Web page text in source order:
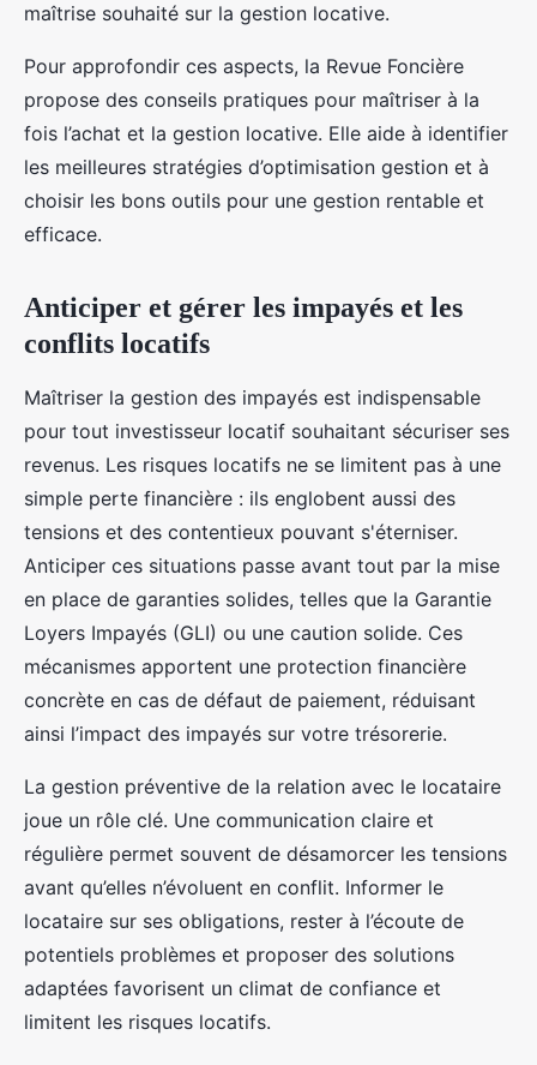
maîtrise souhaité sur la gestion locative.
Pour approfondir ces aspects, la Revue Foncière
propose des conseils pratiques pour maîtriser à la
fois l’achat et la gestion locative. Elle aide à identifier
les meilleures stratégies d’optimisation gestion et à
choisir les bons outils pour une gestion rentable et
efficace.
Anticiper et gérer les impayés et les
conflits locatifs
Maîtriser la gestion des impayés est indispensable
pour tout investisseur locatif souhaitant sécuriser ses
revenus. Les risques locatifs ne se limitent pas à une
simple perte financière : ils englobent aussi des
tensions et des contentieux pouvant s'éterniser.
Anticiper ces situations passe avant tout par la mise
en place de garanties solides, telles que la Garantie
Loyers Impayés (GLI) ou une caution solide. Ces
mécanismes apportent une protection financière
concrète en cas de défaut de paiement, réduisant
ainsi l’impact des impayés sur votre trésorerie.
La gestion préventive de la relation avec le locataire
joue un rôle clé. Une communication claire et
régulière permet souvent de désamorcer les tensions
avant qu’elles n’évoluent en conflit. Informer le
locataire sur ses obligations, rester à l’écoute de
potentiels problèmes et proposer des solutions
adaptées favorisent un climat de confiance et
limitent les risques locatifs.